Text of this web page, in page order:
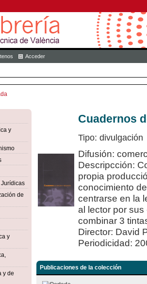
Acceder
y
de
y
y de
Cuadernos
Tipo: divulgación
Difusión:
Descripcción:
propia
conocimiento
centrarse en la
al lector por
combinar 3
Director: David
Periodicidad:
Publicaciones de la colección